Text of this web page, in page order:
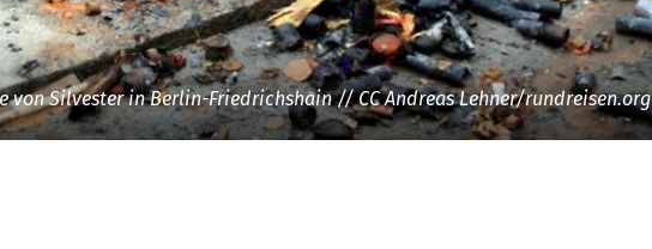
von Silvester in Berlin-Friedrichshain // CC Andreas Lehner/rundreisen.org